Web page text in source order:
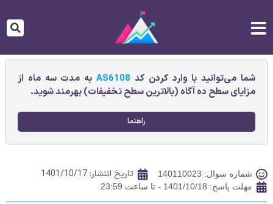
شما می‌توانید با وارد کردن کد AS6108به مدت سه ماه از
مزایای سطح ده آگاه (بالاترین سطح تخفیفات) بهرمند شوید.
راهنما
شماره سوال: 140110023 تاریخ انتشار: 1401/10/17
مهلت پاسخ: 1401/10/18 - تا ساعت 23:59